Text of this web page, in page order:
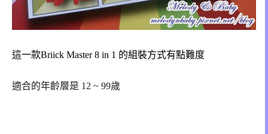
這一款Briick Master 8 in 1 的組裝方式有點難度
適合的年齡層是 12 ~ 99歲